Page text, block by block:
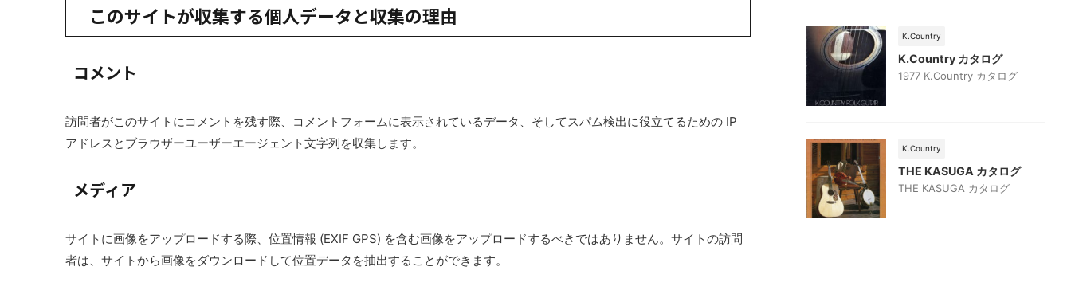
このサイトが収集する個人データと収集の理由
コメント
訪問者がこのサイトにコメントを残す際、コメントフォームに表示されているデータ、そしてスパム検出に役立てるための IP
アドレスとブラウザーユーザーエージェント文字列を収集します。
メディア
サイトに画像をアップロードする際、位置情報 (EXIF GPS) を含む画像をアップロードするべきではありません。サイトの訪問
者は、サイトから画像をダウンロードして位置データを抽出することができます。
K.Country
K.Country カタログ
1977 K.Country カタログ
K.Country
THE KASUGA カタログ
THE KASUGA カタログ